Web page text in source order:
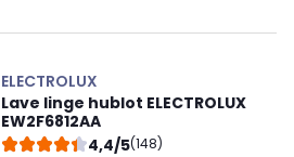
ELECTROLUX
Lave linge hublot ELECTROLUX
EW2F6812AA
4,4/5(148)